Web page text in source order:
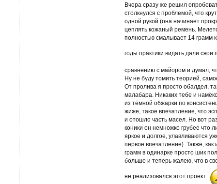
Вчера сразу же решил
столкнулся с проблемой, что
одной рукой (она начинает
цеплять кожаный ремень.
полностью смалывает 14 грамм
годы практики видать дали
сравнению с майором и думал,
Ну не буду томить теорией,
От пролива я просто обалдел,
малабара. Никаких тебе и
из тёмной обжарки по
жиже, такое впечатление, что
и отошло часть масел. Но вот
коники он немножко грубее что
яркое и долгое, улавливаются
первое впечатление). Также,
грамм в одинарке просто шик
больше и теперь жалею, что в
не реализовался этот проект